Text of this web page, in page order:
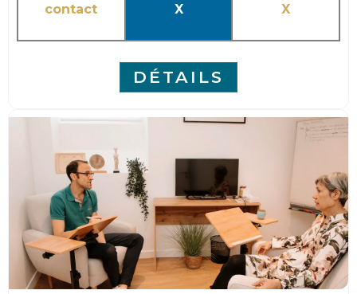
contact X X
DÉTAILS